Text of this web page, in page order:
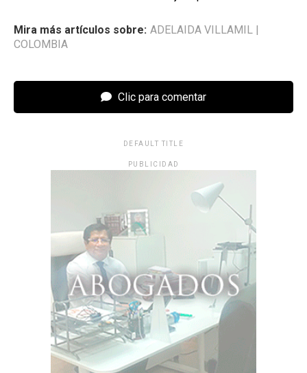
Mira más artículos sobre: ADELAIDA VILLAMIL
COLOMBIA
Clic para comentar
DEFAULT TITLE
PUBLICIDAD